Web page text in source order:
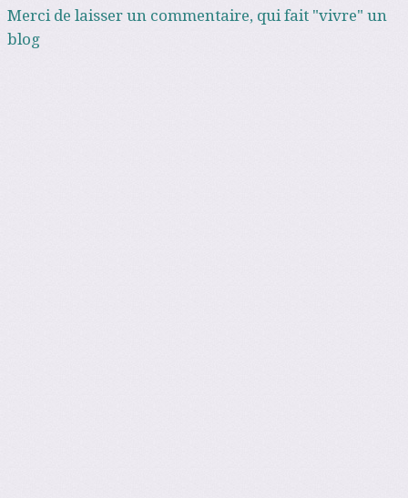
Merci de laisser un commentaire, qui fait "vivre" un
blog